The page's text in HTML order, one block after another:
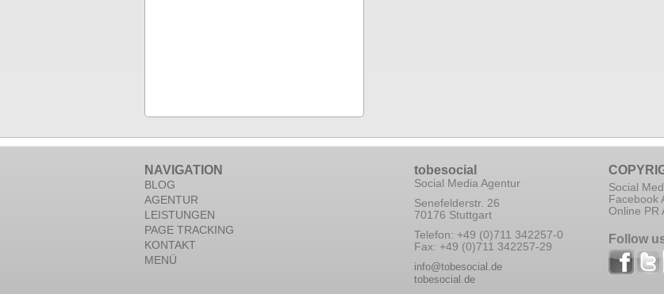
NAVIGATION
BLOG
AGENTUR
LEISTUNGEN
PAGE TRACKING
KONTAKT
MENÜ
tobesocial
Social Media Agentur
Senefelderstr. 26
70176 Stuttgart
Telefon: +49 (0)711 342257-0
Fax: +49 (0)711 342257-29
info@tobesocial.de
tobesocial.de
Social
Facebook
Online PR
Follow